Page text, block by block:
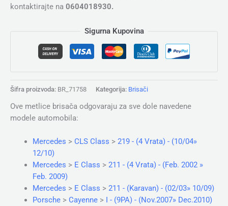
kontaktirajte na 0604018930.
Sigurna Kupovina
Šifra proizvoda: BR_71758 Kategorija: Brisači
Ove metlice brisača odgovaraju za sve dole navedene
modele automobila:
Mercedes > CLS Class > 219 - (4 Vrata) - (10/04»
12/10)
Mercedes > E Class > 211 - (4 Vrata) - (Feb. 2002 »
Feb. 2009)
Mercedes > E Class > 211 - (Karavan) - (02/03» 10/09)
Porsche> Cayenne> I - (9PA) - (Nov.2007» Dec.2010)